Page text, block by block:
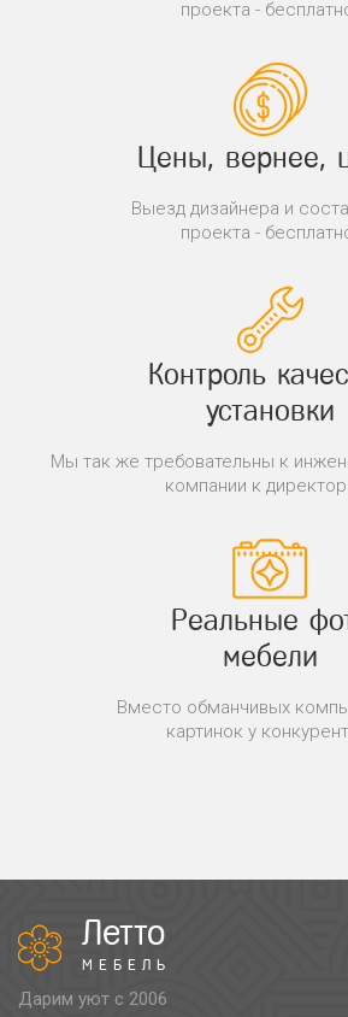
проекта -
Цены, вернее,
Выезд дизайнера и
проекта -
Контроль
установки
Мы так же требовательны к
компании к
Реальные
мебели
Вместо обманчивых
картинок у
Летто
МЕБЕЛЬ
Дарим уют с 2006